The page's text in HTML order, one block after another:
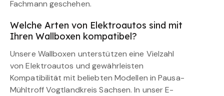
Fachmann geschehen.
Welche Arten von Elektroautos sind mit
Ihren Wallboxen kompatibel?
Unsere Wallboxen unterstützen eine Vielzahl
von Elektroautos und gewährleisten
Kompatibilität mit beliebten Modellen in Pausa-
Mühltroff Vogtlandkreis Sachsen. In unser E-